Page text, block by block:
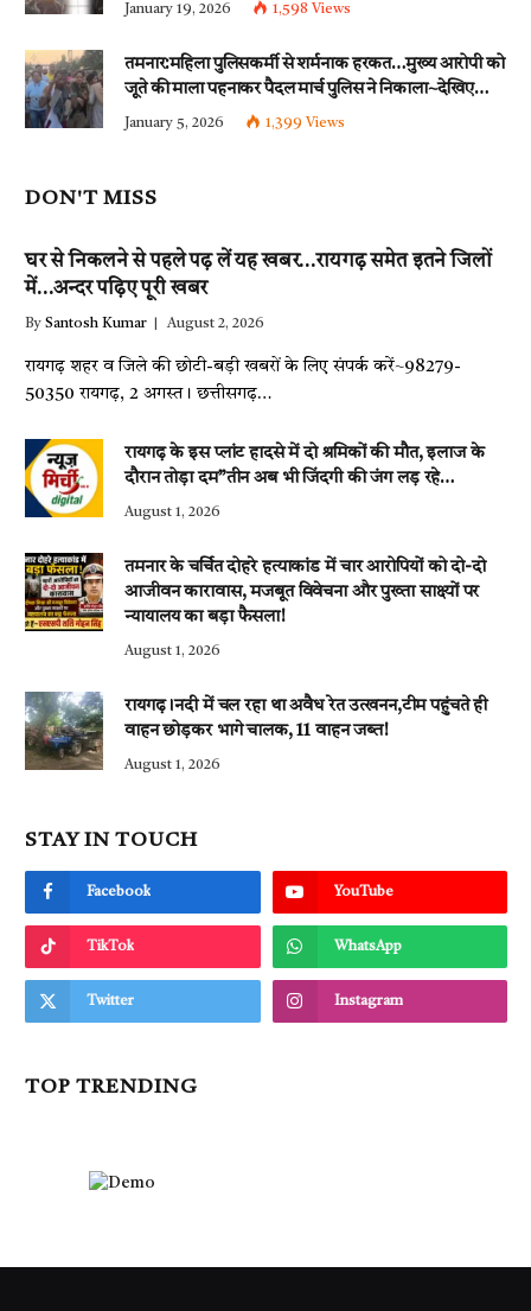
January 19, 2026 1,598 Views
तमनार:महिला पुलिसकर्मी से शर्मनाक हरकत…मुख्य आरोपी को
जूते की माला पहनाकर पैदल मार्च पुलिस ने निकाला~देखिए
वीडियो
January 5, 2026 1,399 Views
DON'T MISS
घर से निकलने से पहले पढ़ लें यह खबर…रायगढ़ समेत इतने जिलों
में…अन्दर पढ़िए पूरी खबर
By Santosh Kumar August 2, 2026
रायगढ़ शहर व जिले की छोटी-बड़ी खबरों के लिए संपर्क करें~98279-
50350 रायगढ़, 2 अगस्त। छत्तीसगढ़…
रायगढ़ के इस प्लांट हादसे में दो श्रमिकों की मौत, इलाज के
दौरान तोड़ा दम”तीन अब भी जिंदगी की जंग लड़ रहे…
August 1, 2026
तमनार के चर्चित दोहरे हत्याकांड में चार आरोपियों को दो-दो
आजीवन कारावास, मजबूत विवेचना और पुख्ता साक्ष्यों पर
न्यायालय का बड़ा फैसला!
August 1, 2026
रायगढ़।नदी में चल रहा था अवैध रेत उत्खनन,टीम पहुंचते ही
वाहन छोड़कर भागे चालक, 11 वाहन जब्त!
August 1, 2026
STAY IN TOUCH
Facebook YouTube
TikTok WhatsApp
Twitter Instagram
TOP TRENDING